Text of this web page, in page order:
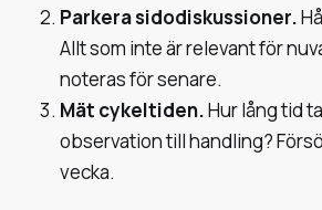
Parkera sidodiskussioner.
Allt som inte är relevant för
noteras för senare.
Mät cykeltiden.Hur lång tid
observation till handling?
vecka.